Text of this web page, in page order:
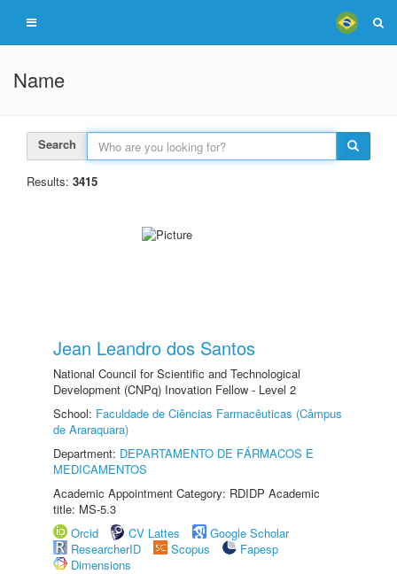
Name
Search
Results: 3415
Jean Leandro dos Santos
National Council for Scientific and Technological
Development (CNPq) Inovation Fellow - Level 2
School: Faculdade de Ciências Farmacêuticas (Câmpus
de Araraquara)
Department: DEPARTAMENTO DE FÁRMACOS E
MEDICAMENTOS
Academic Appointment Category: RDIDP Academic
title: MS-5.3
Orcid
CV Lattes
Google Scholar
ResearcherID
Scopus
Fapesp
Dimensions